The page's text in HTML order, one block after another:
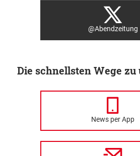
@Abendzeitung
Die schnellsten Wege
News per App